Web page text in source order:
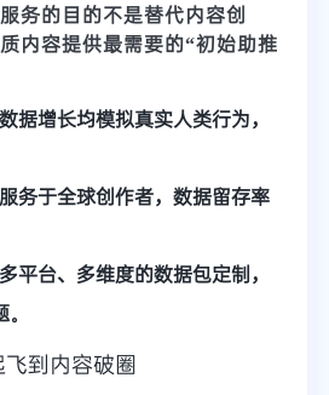
务的目的不是替代内容创
内容提供最需要的“初始助推
据增长均模拟真实人类行为，
务于全球创作者，数据留存率
平台、多维度的数据包定制，
到内容破圈